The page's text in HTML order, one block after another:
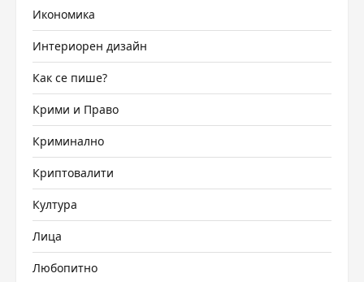
Икономика
Интериорен дизайн
Как се пише?
Крими и Право
Криминално
Криптовалити
Култура
Лица
Любопитно